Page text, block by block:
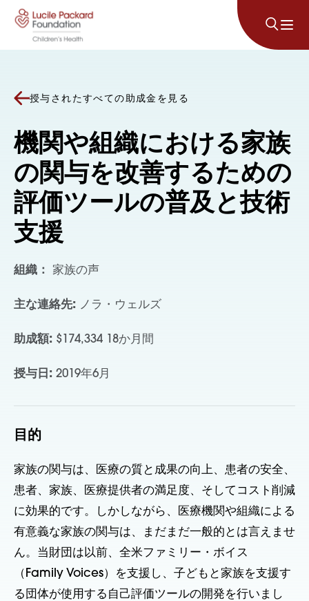
コンテンツにスキップ
授与されたすべての助成金を見る
機関や組織における家族
の関与を改善するための
評価ツールの普及と技術
支援
組織： 家族の声
主な連絡先: ノラ・ウェルズ
助成額: $174,334 18か月間
授与日: 2019年6月
目的
家族の関与は、医療の質と成果の向上、患者の安全、
患者、家族、医療提供者の満足度、そしてコスト削減
に効果的です。しかしながら、医療機関や組織による
有意義な家族の関与は、まだまだ一般的とは言えませ
ん。当財団は以前、全米ファミリー・ボイス
（Family Voices）を支援し、子どもと家族を支援す
る団体が使用する自己評価ツールの開発を行いまし